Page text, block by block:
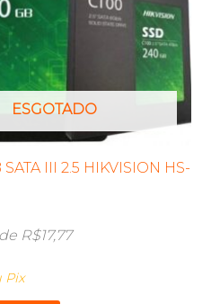
ESGOTADO
III 2.5 HIKVISION HS-
R$17,77
Pix